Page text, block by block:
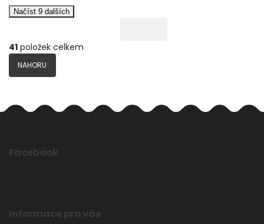
Načíst 9 dalších
41 položek celkem
NAHORU
Facebook
Informace pro vás